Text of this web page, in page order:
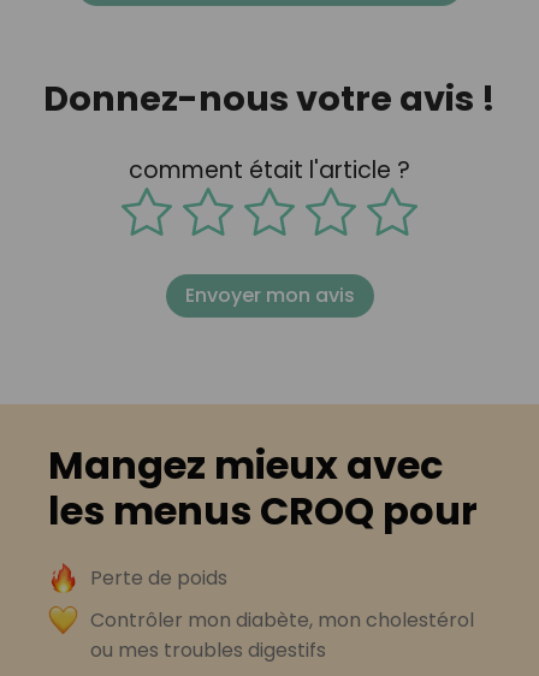
Donnez-nous votre avis !
comment était l'article ?
Envoyer mon avis
Mangez mieux avec
les menus CROQ pour
Perte de poids
Contrôler mon diabète, mon cholestérol
ou mes troubles digestifs